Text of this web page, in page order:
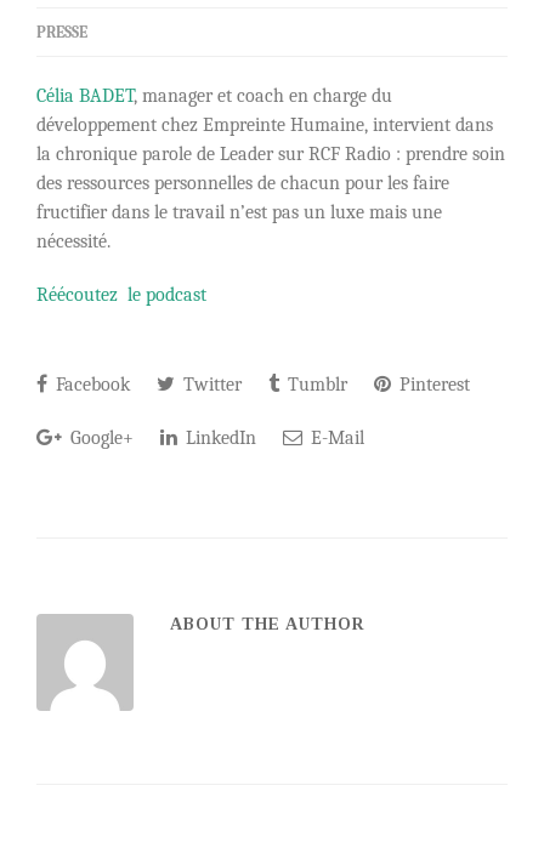
PRESSE
Célia BADET, manager et coach en charge du
développement chez Empreinte Humaine, intervient dans
la chronique parole de Leader sur RCF Radio : prendre soin
des ressources personnelles de chacun pour les faire
fructifier dans le travail n’est pas un luxe mais une
nécessité.
Réécoutez le podcast
Facebook Twitter Tumblr Pinterest
Google+ LinkedIn E-Mail
ABOUT THE AUTHOR